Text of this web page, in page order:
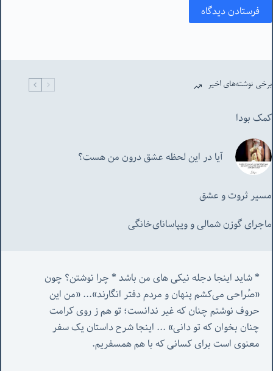
فرستادن دیدگاه
برخی نوشته‌های اخیر
کمک بودا
آیا در این لحظه عشق درون من هست؟
مسیر ثروت و عشق
ماجرای گوزن شمالی و‌ ویپاسانای‌خانگی
«صُراحی می‌کشم پنهان‌ و مردم‌ دفتر انگارند»... «
چنان بخوان که تو دانی» ...
معنوی است برای کسانی که با هم همسفریم.